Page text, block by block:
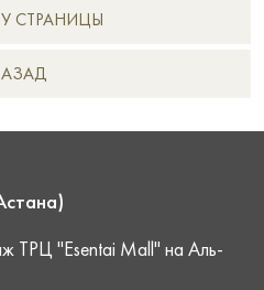
СТРАНИЦЫ
ТРЦ "Esentai Mall" на Аль-